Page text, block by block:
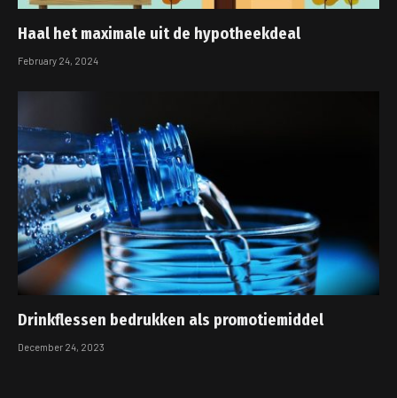
Haal het maximale uit de hypotheekdeal
February 24, 2024
Drinkflessen bedrukken als promotiemiddel
December 24, 2023